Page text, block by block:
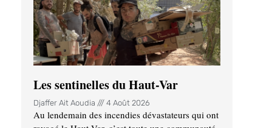
Les sentinelles du Haut-Var
Djaffer Ait Aoudia 4 Août 2026
Au lendemain des incendies dévastateurs qui ont